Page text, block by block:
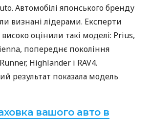
Автомобілі японського бренду
визнані лідерами. Експерти
оцінили такі моделі: Prius,
попереднє покоління
Highlander і RAV4.
результат показала модель
вашого авто в